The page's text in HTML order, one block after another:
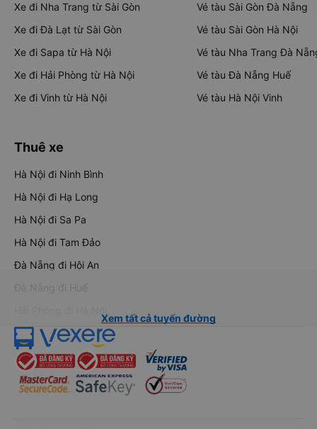
Xe đi Nha Trang từ Sài Gòn
Xe đi Đà Lạt từ Sài Gòn
Xe đi Sapa từ Hà Nội
Xe đi Hải Phòng từ Hà Nội
Xe đi Vinh từ Hà Nội
Vé tàu Sài Gòn Đà Nẵng
Vé tàu Sài Gòn Hà Nội
Vé tàu Nha Trang Đà
Vé tàu Đà Nẵng Huế
Vé tàu Hà Nội Vinh
Thuê xe
Hà Nội đi Ninh Bình
Hà Nội đi Hạ Long
Hà Nội đi Sa Pa
Hà Nội đi Tam Đảo
Đà Nẵng đi Hội An
Đà Nẵng đi Huế
Xem tất cả tuyến đường